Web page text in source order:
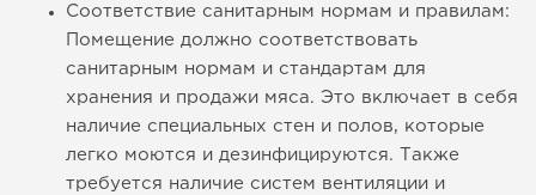
Соответствие санитарным нормам и правилам:
Помещение должно соответствовать
санитарным нормам и стандартам для
хранения и продажи мяса. Это включает в себя
наличие специальных стен и полов, которые
легко моются и дезинфицируются. Также
требуется наличие систем вентиляции и